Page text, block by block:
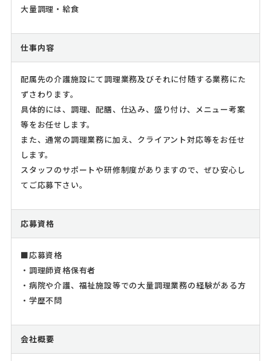
大量調理・給食
仕事内容
配属先の介護施設にて調理業務及びそれに付随する業務にた
ずさわります。
具体的には、調理、配膳、仕込み、盛り付け、メニュー考案
等をお任せします。
また、通常の調理業務に加え、クライアント対応等をお任せ
します。
スタッフのサポートや研修制度がありますので、ぜひ安心し
てご応募下さい。
応募資格
■応募資格
・調理師資格保有者
・病院や介護、福祉施設等での大量調理業務の経験がある方
・学歴不問
会社概要